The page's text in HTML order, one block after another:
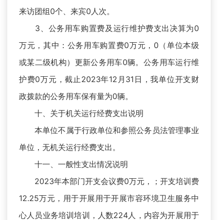
来访团组0个、来宾0人次。
3、公务用车购置费及运行维护费支出决算为0
万元，其中：公务用车购置费0万元，0（单位本级
或某二级机构）更新公务用车0辆。公务用车运行维
护费0万元，截止2023年12月31日，我单位开支财
政拨款的公务用车保有量为0辆。
十、关于机关运行经费支出说明
本单位不属于行政单位和参照公务员法管理事业
单位，无机关运行经费支出。
十一、一般性支出情况说明
2023年本部门开支会议费0万元，；开支培训费
12.25万元，用于开展用于开展市容环境卫生服务中
心人员业务培训培训，人数224人，内容为开展用于